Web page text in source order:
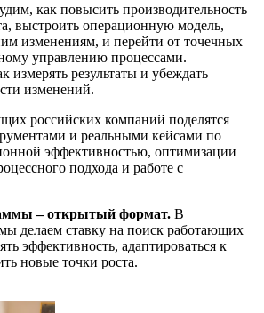
как повысить производительность
выстроить операционную модель,
изменениям, и перейти от точечных
управлению процессами.
измерять результаты и убеждать
изменений.
российских компаний поделятся
и реальными кейсами по
эффективностью, оптимизации
подхода и работе с
– открытый формат. В
делаем ставку на поиск работающих
эффективность, адаптироваться к
новые точки роста.